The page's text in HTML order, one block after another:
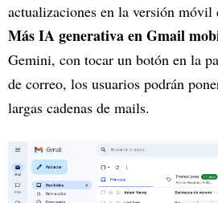
actualizaciones en la versión móvil
Más IA generativa en Gmail
Gemini, con tocar un botón en la
de correo, los usuarios podrán
largas cadenas de mails.